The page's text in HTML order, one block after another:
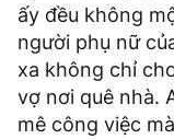
ấy đều không
người phụ nữ
xa không chỉ
vợ nơi quê nhà.
mê công việc